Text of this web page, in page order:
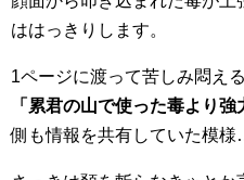
ははっきりします。
1ページに渡って苦しみ悶え
「累君の山で使った毒より強
側も情報を共有していた模